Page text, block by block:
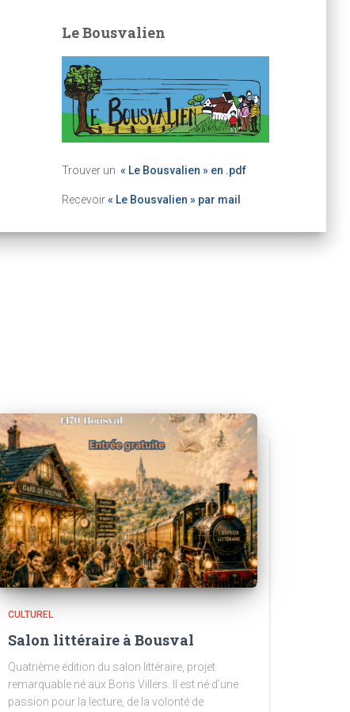
Le Bousvalien
Trouver un « Le Bousvalien » en .pdf
Recevoir« Le Bousvalien » par mail
CULTUREL
Salon littéraire à Bousval
Quatrième édition du salon littéraire, projet
remarquable né aux Bons Villers. Il est né d’une
passion pour la lecture, de la volonté de